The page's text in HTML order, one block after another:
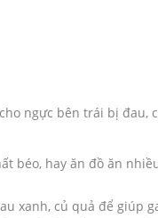
ngực bên trái bị đau,
béo, hay ăn đồ ăn
xanh, củ quả để giúp